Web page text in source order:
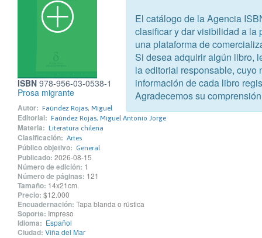
ISBN 978-956-03-0538-1
Prosa migrante
Autor: Faúndez Rojas, Miguel
Editorial: Faúndez Rojas, Miguel Antonio Jorge
Materia: Literatura chilena
Clasificación: Artes
Público objetivo: General
Publicado: 2026-08-15
Número de edición: 1
Número de páginas: 121
Tamaño: 14x21cm.
Precio: $12.000
Encuadernación: Tapa blanda o rústica
Soporte: Impreso
Idioma: Español
Ciudad: Viña del Mar
El catálogo de la Agencia
clasificar y dar visibilidad a la
una plataforma de
Si desea adquirir algún libro,
la editorial responsable, cuyo
información de cada libro
Agradecemos su